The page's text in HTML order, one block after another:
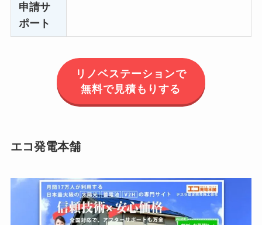
申請サ
ポート
リノベステーションで
無料で見積もりする
エコ発電本舗